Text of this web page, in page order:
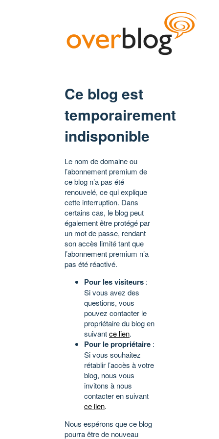
Ce blog est
temporairement
indisponible
Le nom de domaine ou
l’abonnement premium de
ce blog n’a pas été
renouvelé, ce qui explique
cette interruption. Dans
certains cas, le blog peut
également être protégé par
un mot de passe, rendant
son accès limité tant que
l’abonnement premium n’a
pas été réactivé.
Pour les visiteurs :
Si vous avez des
questions, vous
pouvez contacter le
propriétaire du blog en
suivantce lien.
Pour le propriétaire :
Si vous souhaitez
rétablir l’accès à votre
blog, nous vous
invitons à nous
contacter en suivant
ce lien.
Nous espérons que ce blog
pourra être de nouveau